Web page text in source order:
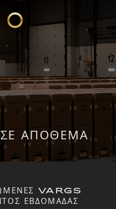
ΣΕ ΑΠΌΘΕΜΑ
VARGS
ΕΒΔΟΜΑΔΑΣ